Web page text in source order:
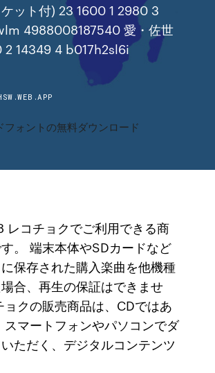
ット付) 23 1600 1 2980 3
4988008187540 愛・佐世
2 14349 4 b017h2sl6i
フォントの無料ダウンロード
レコチョクでご利用できる商
。 端末本体やSDカードなど
保存された購入楽曲を他機種
合、再生の保証はできませ
ョクの販売商品は、CDではあ
スマートフォンやパソコンでダ
ただく、デジタルコンテンツ